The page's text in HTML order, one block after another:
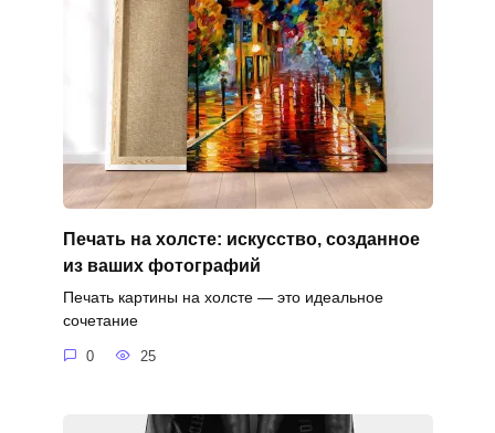
Печать на холсте: искусство, созданное
из ваших фотографий
Печать картины на холсте — это идеальное
сочетание
0 25